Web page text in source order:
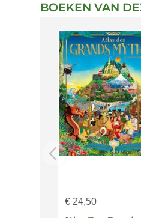
BOEKEN VAN
€ 24,50